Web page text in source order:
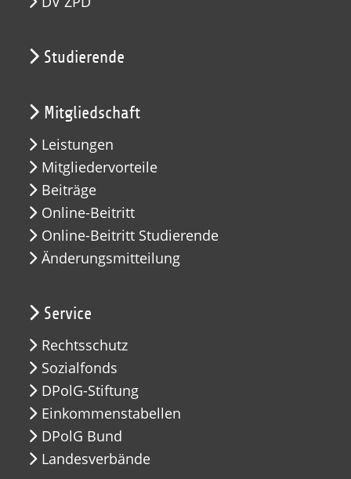
Studierende
Mitgliedschaft
Leistungen
Mitgliedervorteile
Beiträge
Online-Beitritt
Online-Beitritt Studierende
Änderungsmitteilung
Service
Rechtsschutz
Sozialfonds
DPolG-Stiftung
Einkommenstabellen
DPolG Bund
Landesverbände